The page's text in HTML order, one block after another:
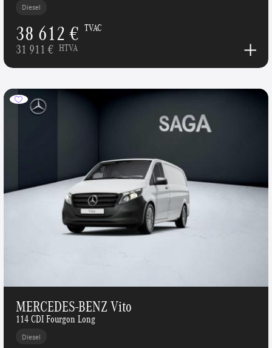
Diesel
38 612 € TVAC
31 911 € HTVA
MERCEDES-BENZ Vito
114 CDI Fourgon Long
Diesel